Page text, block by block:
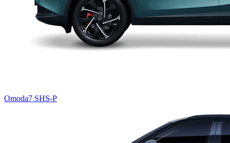
Omoda7 SHS-P